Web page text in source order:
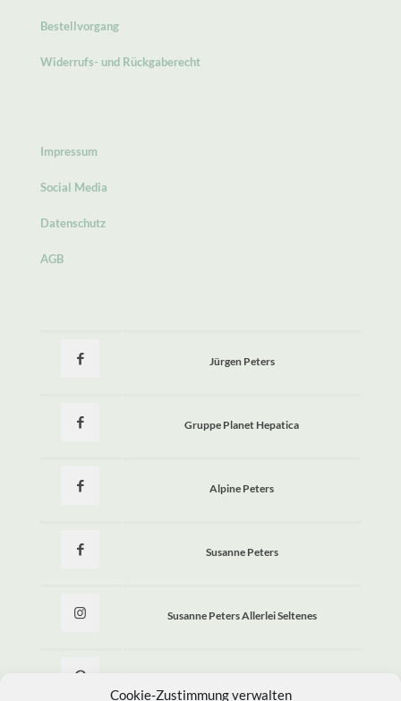
Cookie-Zustimmung verwalten
Bestellvorgang
Widerrufs- und Rückgaberecht
Impressum
Social Media
Datenschutz
AGB
Jürgen Peters
Gruppe Planet Hepatica
Alpine Peters
Susanne Peters
Susanne Peters Allerlei Seltenes